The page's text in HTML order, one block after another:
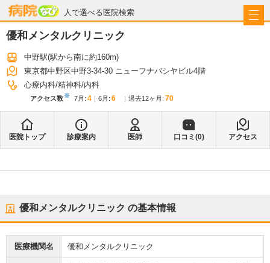
人で選べる医院検索
病院なび
優和メンタルクリニック
中野駅(駅から南に約160m)
東京都中野区中野3-34-30 ニューフナバシヤビル4階
心療内科 精神科 内科
アクセス数※ 7月 : 4 6月 : 6 過去12ヶ月: 70
医院トップ 診療案内 医師 口コミ(0) アクセス
優和メンタルクリニック の基本情報
医療機関名 優和メンタルクリニック